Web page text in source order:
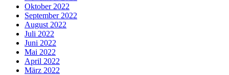
Oktober 2022
September 2022
August 2022
Juli 2022
Juni 2022
Mai 2022
April 2022
März 2022